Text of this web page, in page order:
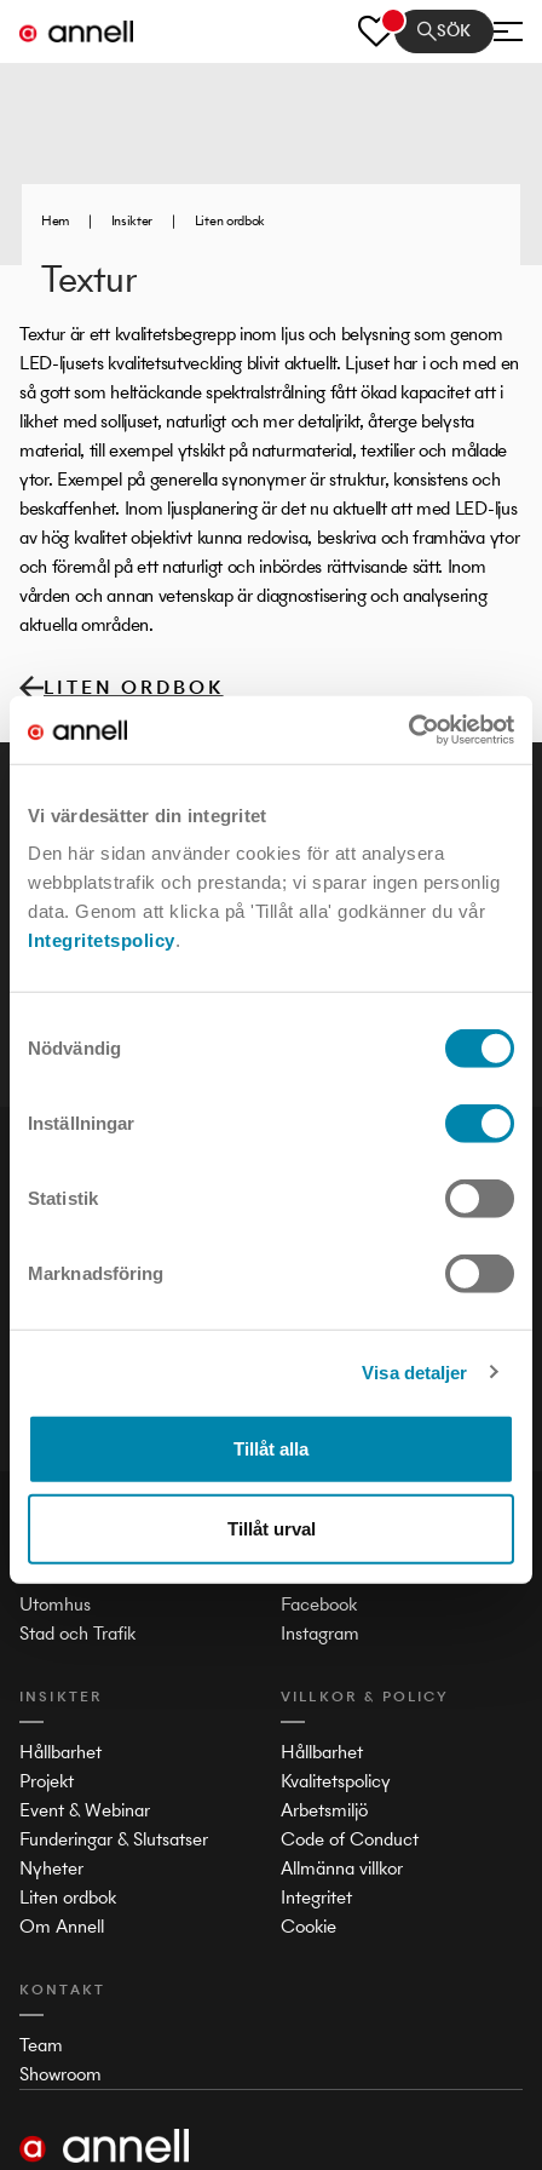
Vi värdesätter din integritet
Den här sidan använder cookies för att analysera
webbplatstrafik och prestanda; vi sparar ingen personlig
data. Genom att klicka på 'Tillåt alla' godkänner du vår
Integritetspolicy.
Nödvändig
Inställningar
Statistik
Marknadsföring
Visa detaljer
Tillåt alla
Tillåt urval
SÖK
Hem | Insikter | Liten ordbok
Textur
Textur är ett kvalitetsbegrepp inom ljus och belysning som genom
LED-ljusets kvalitetsutveckling blivit aktuellt. Ljuset har i och med en
så gott som heltäckande spektralstrålning fått ökad kapacitet att i
likhet med solljuset, naturligt och mer detaljrikt, återge belysta
material, till exempel ytskikt på naturmaterial, textilier och målade
ytor. Exempel på generella synonymer är struktur, konsistens och
beskaffenhet. Inom ljusplanering är det nu aktuellt att med LED-ljus
av hög kvalitet objektivt kunna redovisa, beskriva och framhäva ytor
och föremål på ett naturligt och inbördes rättvisande sätt. Inom
vården och annan vetenskap är diagnostisering och analysering
aktuella områden.
LITEN ORDBOK
KONTAKTA OSS
Håll dig uppdaterad om det senaste inom ljusets värld!
Utomhus
Stad och Trafik
INSIKTER
Hållbarhet
Projekt
Event & Webinar
Funderingar & Slutsatser
Nyheter
Liten ordbok
Om Annell
KONTAKT
Team
Showroom
SOCIAL
Facebook
Instagram
VILLKOR & POLICY
Hållbarhet
Kvalitetspolicy
Arbetsmiljö
Code of Conduct
Allmänna villkor
Integritet
Cookie